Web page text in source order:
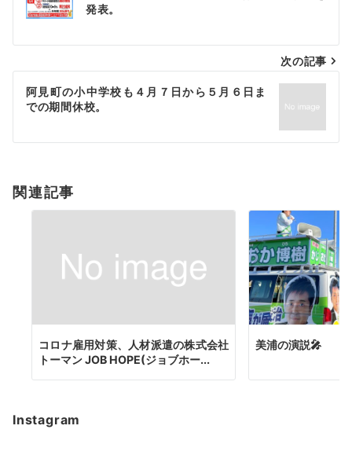
稿
ビ
ゲ
シ
ン
発表。
次の記事
阿見町の小中学校も４月７日から５月６日ま
での期間休校。
関連記事
コロナ雇用対策、人材派遣の株式会社
トーマン JOB HOPE(ジョブホー...
美浦の演説🎤
Instagram